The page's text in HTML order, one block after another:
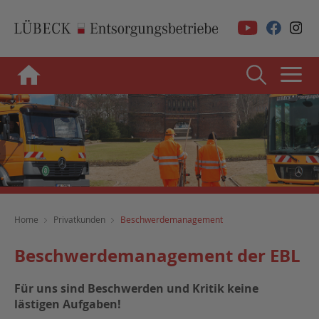
Home Privatkunden Beschwerdemanagement
Beschwerdemanagement der EBL
Für uns sind Beschwerden und Kritik keine
lästigen Aufgaben!